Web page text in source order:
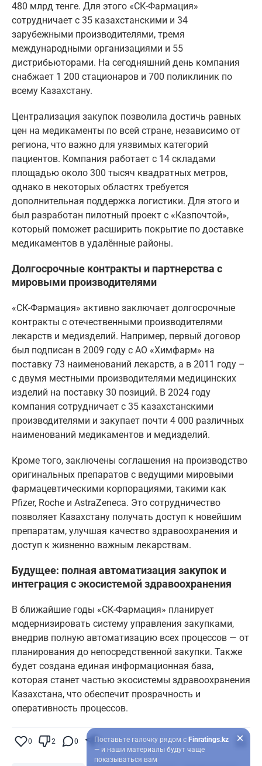
480 млрд тенге. Для этого «СК-Фармация»
сотрудничает с 35 казахстанскими и 34
зарубежными производителями, тремя
международными организациями и 55
дистрибьюторами. На сегодняшний день компания
снабжает 1 200 стационаров и 700 поликлиник по
всему Казахстану.
Централизация закупок позволила достичь равных
цен на медикаменты по всей стране, независимо от
региона, что важно для уязвимых категорий
пациентов. Компания работает с 14 складами
площадью около 300 тысяч квадратных метров,
однако в некоторых областях требуется
дополнительная поддержка логистики. Для этого и
был разработан пилотный проект с «Казпочтой»,
который поможет расширить покрытие по доставке
медикаментов в удалённые районы.
Долгосрочные контракты и партнерства с
мировыми производителями
«СК-Фармация» активно заключает долгосрочные
контракты с отечественными производителями
лекарств и медизделий. Например, первый договор
был подписан в 2009 году с АО «Химфарм» на
поставку 73 наименований лекарств, а в 2011 году –
с двумя местными производителями медицинских
изделий на поставку 30 позиций. В 2024 году
компания сотрудничает с 35 казахстанскими
производителями и закупает почти 4 000 различных
наименований медикаментов и медизделий.
Кроме того, заключены соглашения на производство
оригинальных препаратов с ведущими мировыми
фармацевтическими корпорациями, такими как
Pfizer, Roche и AstraZeneca. Это сотрудничество
позволяет Казахстану получать доступ к новейшим
препаратам, улучшая качество здравоохранения и
доступ к жизненно важным лекарствам.
Будущее: полная автоматизация закупок и
интеграция с экосистемой здравоохранения
В ближайшие годы «СК-Фармация» планирует
модернизировать систему управления закупками,
внедрив полную автоматизацию всех процессов — от
планирования до непосредственной закупки. Также
будет создана единая информационная база,
которая станет частью экосистемы здравоохранения
Казахстана, что обеспечит прозрачность и
оперативность процессов.
0 2 0 0
Поставьте галочку рядом с Finratings.kz
— и наши материалы будут чаще
показываться вам